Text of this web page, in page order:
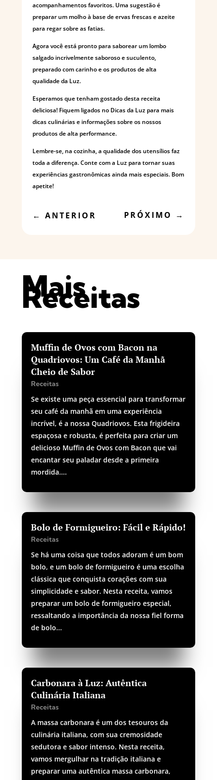
acompanhamentos favoritos. Uma sugestão é
preparar um molho à base de ervas frescas e azeite
para regar sobre as fatias.
Agora você está pronto para saborear um lombo
salgado incrivelmente saboroso e suculento,
preparado com carinho e os produtos de alta
qualidade da Luz.
Esperamos que tenham gostado desta receita
deliciosa! Fiquem ligados no Dicas da Luz para mais
dicas culinárias e informações sobre os nossos
produtos de alta performance.
Lembre-se, na cozinha, a qualidade dos utensílios faz
toda a diferença. Conte com a Luz para tornar suas
experiências gastronômicas ainda mais especiais. Bom
apetite!
←ANTERIOR PRÓXIMO →
Mais
Receitas
Muffin de Ovos com Bacon na
Quadriovos: Um Café da Manhã
Cheio de Sabor
Receitas
Se existe uma peça essencial para transformar
seu café da manhã em uma experiência
incrível, é a nossa Quadriovos. Esta frigideira
espaçosa e robusta, é perfeita para criar um
delicioso Muffin de Ovos com Bacon que vai
encantar seu paladar desde a primeira
mordida....
Bolo de Formigueiro: Fácil e Rápido!
Receitas
Se há uma coisa que todos adoram é um bom
bolo, e um bolo de formigueiro é uma escolha
clássica que conquista corações com sua
simplicidade e sabor. Nesta receita, vamos
preparar um bolo de formigueiro especial,
ressaltando a importância da nossa fiel forma
de bolo...
Carbonara à Luz: Autêntica
Culinária Italiana
Receitas
A massa carbonara é um dos tesouros da
culinária italiana, com sua cremosidade
sedutora e sabor intenso. Nesta receita,
vamos mergulhar na tradição italiana e
preparar uma autêntica massa carbonara,